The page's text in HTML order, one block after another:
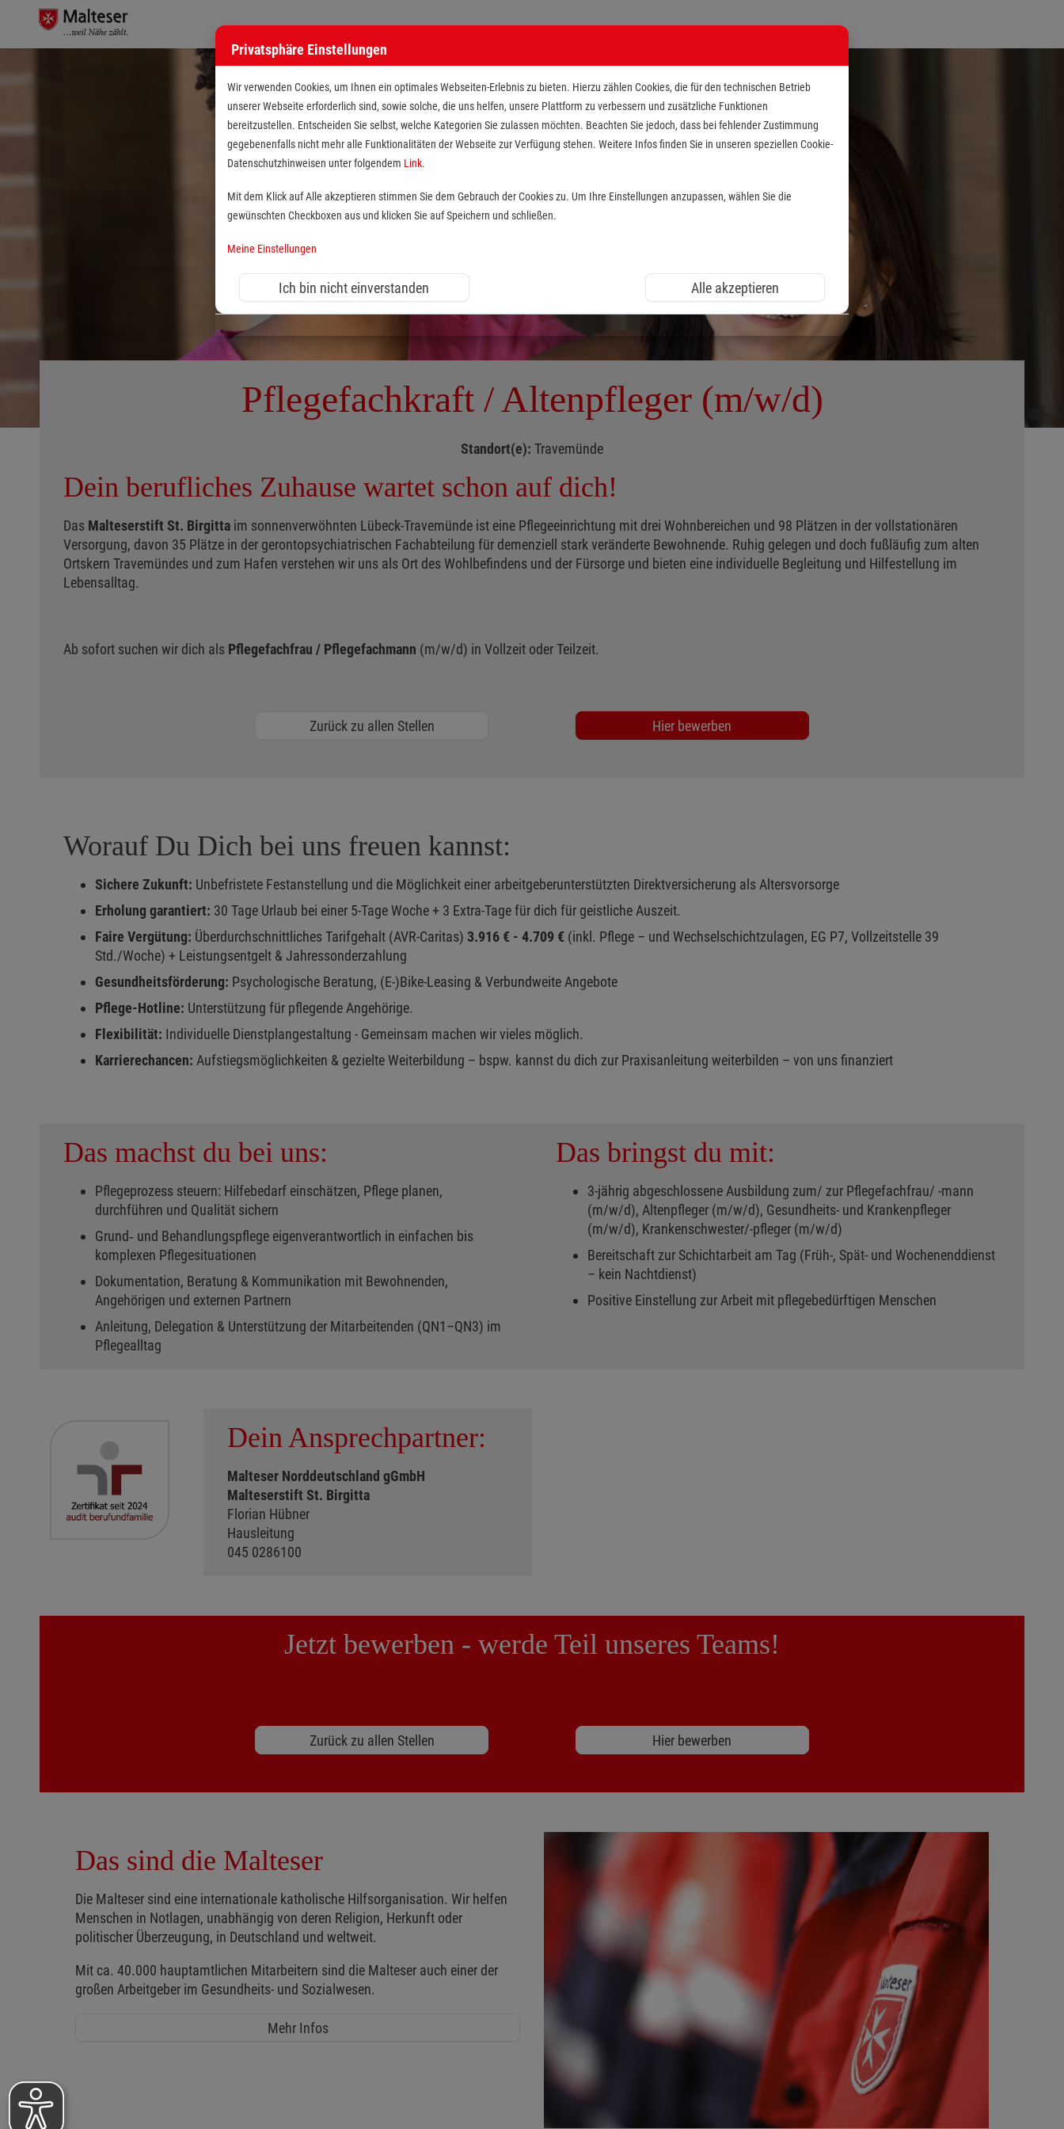
Pflegefachkraft / Altenpfleger (m/w/d)
Standort(e): Travemünde
Dein berufliches Zuhause wartet schon auf dich!
Das Malteserstift St. Birgitta im sonnenverwöhnten Lübeck-Travemünde ist eine Pflegeeinrichtung mit drei Wohnbereichen und 98 Plätzen in der vollstationären
Versorgung, davon 35 Plätze in der gerontopsychiatrischen Fachabteilung für demenziell stark veränderte Bewohnende. Ruhig gelegen und doch fußläufig zum alten
Ortskern Travemündes und zum Hafen verstehen wir uns als Ort des Wohlbefindens und der Fürsorge und bieten eine individuelle Begleitung und Hilfestellung im
Lebensalltag.
Ab sofort suchen wir dich als Pflegefachfrau / Pflegefachmann (m/w/d) in Vollzeit oder Teilzeit.
Zurück zu allen Stellen Hier bewerben
Worauf Du Dich bei uns freuen kannst:
Sichere Zukunft: Unbefristete Festanstellung und die Möglichkeit einer arbeitgeberunterstützten Direktversicherung als Altersvorsorge
Erholung garantiert: 30 Tage Urlaub bei einer 5-Tage Woche + 3 Extra-Tage für dich für geistliche Auszeit.
Faire Vergütung: Überdurchschnittliches Tarifgehalt (AVR-Caritas) 3.916 € - 4.709 € (inkl. Pflege – und Wechselschichtzulagen, EG P7, Vollzeitstelle 39
Std./Woche) + Leistungsentgelt & Jahressonderzahlung
Gesundheitsförderung: Psychologische Beratung, (E-)Bike-Leasing & Verbundweite Angebote
Pflege-Hotline: Unterstützung für pflegende Angehörige.
Flexibilität: Individuelle Dienstplangestaltung - Gemeinsam machen wir vieles möglich.
Karrierechancen: Aufstiegsmöglichkeiten & gezielte Weiterbildung – bspw. kannst du dich zur Praxisanleitung weiterbilden – von uns finanziert
Das machst du bei uns:
Pflegeprozess steuern: Hilfebedarf einschätzen, Pflege planen,
durchführen und Qualität sichern
Grund‑ und Behandlungspflege eigenverantwortlich in einfachen bis
komplexen Pflegesituationen
Dokumentation, Beratung & Kommunikation mit Bewohnenden,
Angehörigen und externen Partnern
Anleitung, Delegation & Unterstützung der Mitarbeitenden (QN1–QN3) im
Pflegealltag
Das bringst du mit:
3-jährig abgeschlossene Ausbildung zum/ zur Pflegefachfrau/ -mann
(m/w/d), Altenpfleger (m/w/d), Gesundheits- und Krankenpfleger
(m/w/d), Krankenschwester/-pfleger (m/w/d)
Bereitschaft zur Schichtarbeit am Tag (Früh-, Spät- und Wochenenddienst
– kein Nachtdienst)
Positive Einstellung zur Arbeit mit pflegebedürftigen Menschen
Dein Ansprechpartner:
Malteser Norddeutschland gGmbH
Malteserstift St. Birgitta
Florian Hübner
Hausleitung
045 0286100
Jetzt bewerben - werde Teil unseres Teams!
Zurück zu allen Stellen Hier bewerben
Das sind die Malteser
Die Malteser sind eine internationale katholische Hilfsorganisation. Wir helfen
Menschen in Notlagen, unabhängig von deren Religion, Herkunft oder
politischer Überzeugung, in Deutschland und weltweit.
Mit ca. 40.000 hauptamtlichen Mitarbeitern sind die Malteser auch einer der
großen Arbeitgeber im Gesundheits- und Sozialwesen.
Mehr Infos
Privatsphäre Einstellungen
Wir verwenden Cookies, um Ihnen ein optimales Webseiten-Erlebnis zu bieten. Hierzu zählen Cookies, die für den technischen Betrieb
unserer Webseite erforderlich sind, sowie solche, die uns helfen, unsere Plattform zu verbessern und zusätzliche Funktionen
bereitzustellen. Entscheiden Sie selbst, welche Kategorien Sie zulassen möchten. Beachten Sie jedoch, dass bei fehlender Zustimmung
gegebenenfalls nicht mehr alle Funktionalitäten der Webseite zur Verfügung stehen. Weitere Infos finden Sie in unseren speziellen Cookie-
Datenschutzhinweisen unter folgendem Link.
Mit dem Klick auf Alle akzeptieren stimmen Sie dem Gebrauch der Cookies zu. Um Ihre Einstellungen anzupassen, wählen Sie die
gewünschten Checkboxen aus und klicken Sie auf Speichern und schließen.
Meine Einstellungen
Ich bin nicht einverstanden Alle akzeptieren